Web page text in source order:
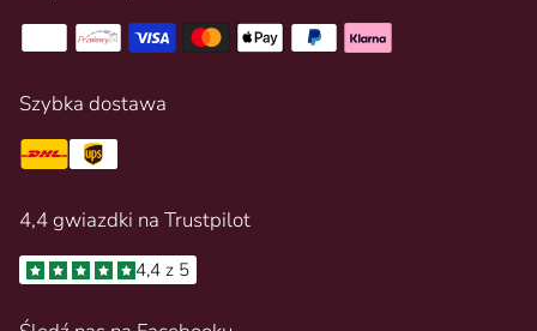
Szybka dostawa
4,4 gwiazdki na Trustpilot
4,4 z 5